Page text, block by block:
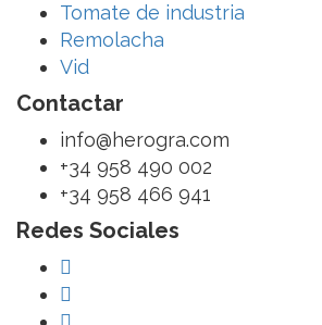
Tomate de industria
Remolacha
Vid
Contactar
info@herogra.com
+34 958 490 002
+34 958 466 941
Redes Sociales